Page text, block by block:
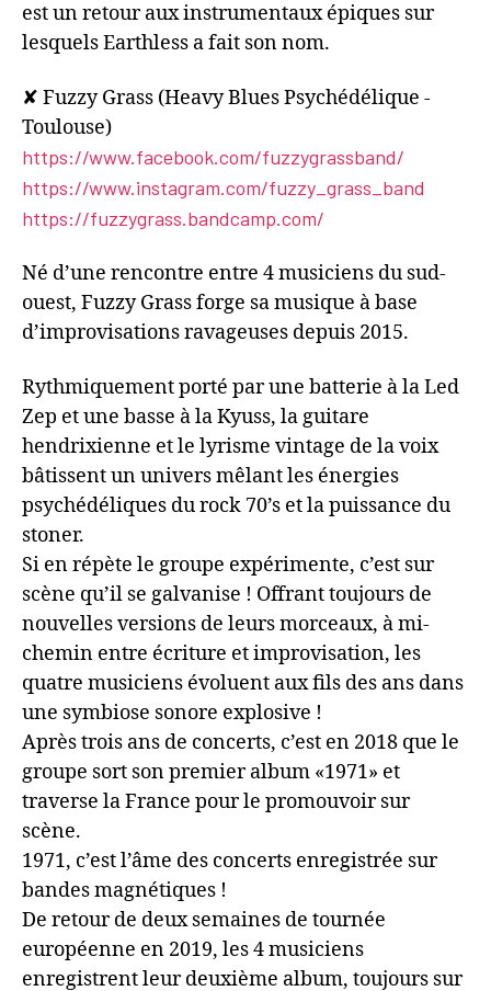
est un retour aux instrumentaux épiques sur
lesquels Earthless a fait son nom.
✘ Fuzzy Grass (Heavy Blues Psychédélique -
Toulouse)
https://www.facebook.com/fuzzygrassband/
https://www.instagram.com/fuzzy_grass_band
https://fuzzygrass.bandcamp.com/
Né d’une rencontre entre 4 musiciens du sud-
ouest, Fuzzy Grass forge sa musique à base
d’improvisations ravageuses depuis 2015.
Rythmiquement porté par une batterie à la Led
Zep et une basse à la Kyuss, la guitare
hendrixienne et le lyrisme vintage de la voix
bâtissent un univers mêlant les énergies
psychédéliques du rock 70’s et la puissance du
stoner.
Si en répète le groupe expérimente, c’est sur
scène qu’il se galvanise ! Offrant toujours de
nouvelles versions de leurs morceaux, à mi-
chemin entre écriture et improvisation, les
quatre musiciens évoluent aux fils des ans dans
une symbiose sonore explosive !
Après trois ans de concerts, c’est en 2018 que le
groupe sort son premier album «1971» et
traverse la France pour le promouvoir sur
scène.
1971, c’est l’âme des concerts enregistrée sur
bandes magnétiques !
De retour de deux semaines de tournée
européenne en 2019, les 4 musiciens
enregistrent leur deuxième album, toujours sur